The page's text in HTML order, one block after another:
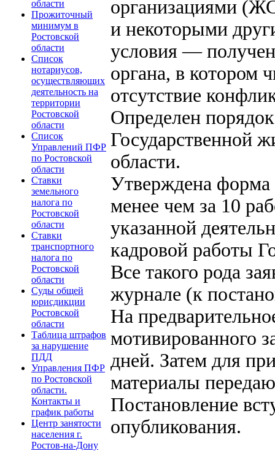
области
Прожиточный
минимум в
Ростовской
области
Список
нотариусов,
осуществляющих
деятельность на
территории
Ростовской
области
Список
Управлений ПФР
по Ростовской
области
Ставки
земельного
налога по
Ростовской
области
Ставки
транспортного
налога по
Ростовской
области
Суды общей
юрисдикции
Ростовской
области
Таблица штрафов
за нарушение
ПДД
Управления ПФР
по Ростовской
области.
Контакты и
график работы
Центр занятости
населения г.
Ростов-на-Дону
организациями
и некоторыми
условия —
органа, в котором
отсутствие
Определен
Государственной
области.
Утверждена форма
менее чем за 10
указанной
кадровой работы
Все такого рода
журнале (к
На
мотивированного
дней. Затем для
материалы
Постановление
опубликования.